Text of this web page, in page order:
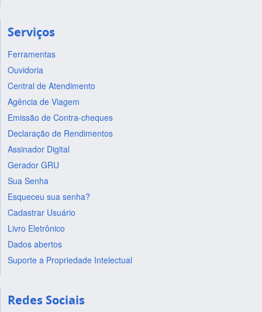
Serviços
Ferramentas
Ouvidoria
Central de Atendimento
Agência de Viagem
Emissão de Contra-cheques
Declaração de Rendimentos
Assinador Digital
Gerador GRU
Sua Senha
Esqueceu sua senha?
Cadastrar Usuário
Livro Eletrônico
Dados abertos
Suporte a Propriedade Intelectual
Redes Sociais